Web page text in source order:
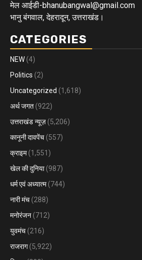
मेल आईडी-bhanubangwal@gmail.com
भानु बंगवाल, देहरादून, उत्तराखंड।
CATEGORIES
NEW (4)
Politics (2)
Uncategorized (1,618)
अर्थ जगत (922)
उत्तराखंड न्यूज़ (5,206)
कानूनी दावपेंच (557)
क्राइम(1,551)
खेल की दुनिया(987)
धर्म एवं अध्यात्म(744)
नारी मंच (288)
मनोरंजन (712)
युवमंच (216)
राजराग(5,922)